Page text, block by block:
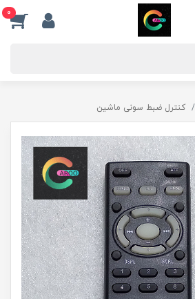
0
کنترل ضبط سونی ماشین